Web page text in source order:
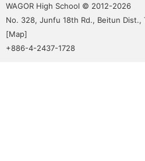
WAGOR High School © 2012-2026
No. 328, Junfu 18th Rd., Beitun Dist.,
[Map]
+886-4-2437-1728